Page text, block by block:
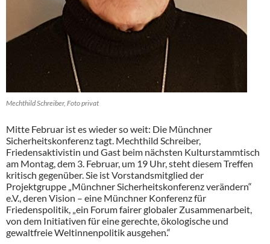
Mechthild Schreiber, Foto privat
Mitte Februar ist es wieder so weit: Die Münchner
Sicherheitskonferenz tagt. Mechthild Schreiber,
Friedensaktivistin und Gast beim nächsten Kulturstammtisch
am Montag, dem 3. Februar, um 19 Uhr, steht diesem Treffen
kritisch gegenüber. Sie ist Vorstandsmitglied der
Projektgruppe „Münchner Sicherheitskonferenz verändern“
e.V., deren Vision – eine Münchner Konferenz für
Friedenspolitik, „ein Forum fairer globaler Zusammenarbeit,
von dem Initiativen für eine gerechte, ökologische und
gewaltfreie Weltinnenpolitik ausgehen.“